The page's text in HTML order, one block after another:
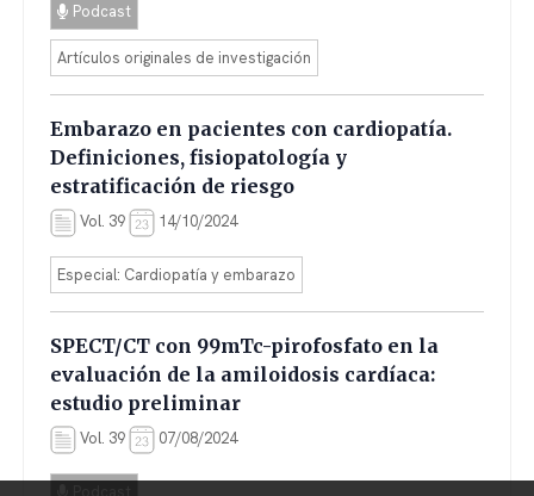
Podcast
Artículos originales de investigación
Embarazo en pacientes con cardiopatía.
Definiciones, fisiopatología y
estratificación de riesgo
Vol. 39 14/10/2024
Especial: Cardiopatía y embarazo
SPECT/CT con 99mTc-pirofosfato en la
evaluación de la amiloidosis cardíaca:
estudio preliminar
Vol. 39 07/08/2024